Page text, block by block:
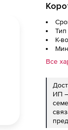
К-
Все
ИП